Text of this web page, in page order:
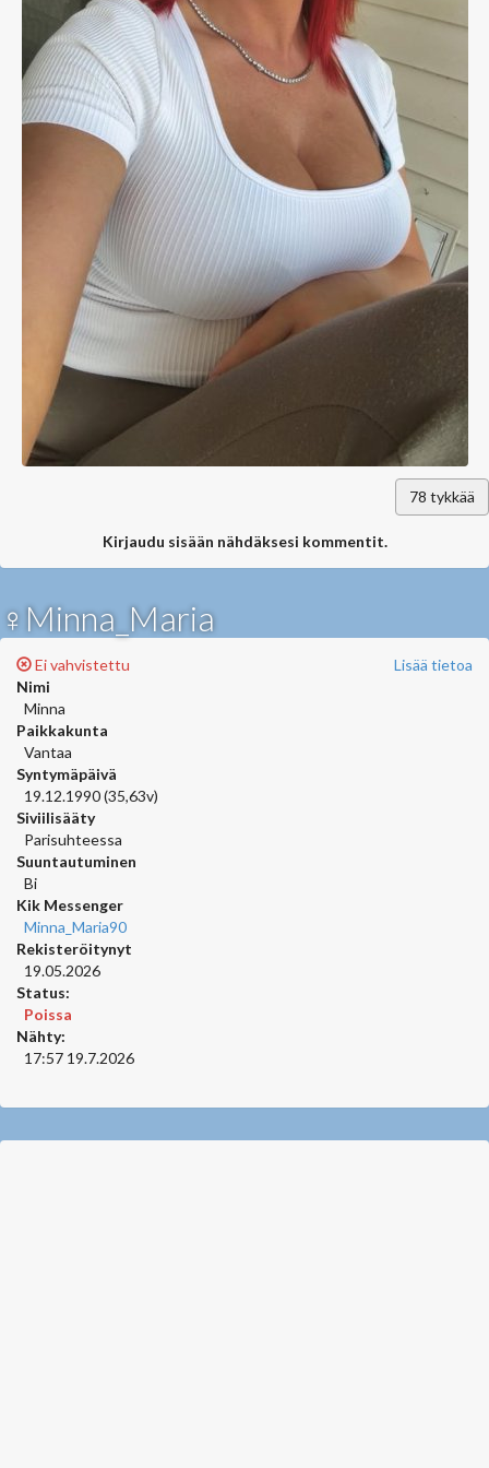
78 tykkää
Kirjaudu sisään nähdäksesi kommentit.
♀Minna_Maria
Lisää tietoa
Ei vahvistettu
Nimi
Minna
Paikkakunta
Vantaa
Syntymäpäivä
19.12.1990 (35,63v)
Siviilisääty
Parisuhteessa
Suuntautuminen
Bi
Kik Messenger
Minna_Maria90
Rekisteröitynyt
19.05.2026
Status:
Poissa
Nähty:
17:57 19.7.2026